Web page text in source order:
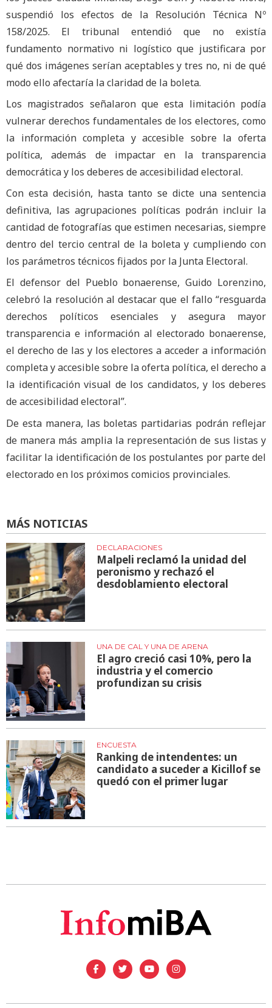
suspendió los efectos de la Resolución Técnica Nº
158/2025. El tribunal entendió que no existía
fundamento normativo ni logístico que justificara por
qué dos imágenes serían aceptables y tres no, ni de qué
modo ello afectaría la claridad de la boleta.
Los magistrados señalaron que esta limitación podía
vulnerar derechos fundamentales de los electores, como
la información completa y accesible sobre la oferta
política, además de impactar en la transparencia
democrática y los deberes de accesibilidad electoral.
Con esta decisión, hasta tanto se dicte una sentencia
definitiva, las agrupaciones políticas podrán incluir la
cantidad de fotografías que estimen necesarias, siempre
dentro del tercio central de la boleta y cumpliendo con
los parámetros técnicos fijados por la Junta Electoral.
El defensor del Pueblo bonaerense, Guido Lorenzino,
celebró la resolución al destacar que el fallo “resguarda
derechos políticos esenciales y asegura mayor
transparencia e información al electorado bonaerense,
el derecho de las y los electores a acceder a información
completa y accesible sobre la oferta política, el derecho a
la identificación visual de los candidatos, y los deberes
de accesibilidad electoral”.
De esta manera, las boletas partidarias podrán reflejar
de manera más amplia la representación de sus listas y
facilitar la identificación de los postulantes por parte del
electorado en los próximos comicios provinciales.
MÁS NOTICIAS
DECLARACIONES
Malpeli reclamó la unidad del
peronismo y rechazó el
desdoblamiento electoral
UNA DE CAL Y UNA DE ARENA
El agro creció casi 10%, pero la
industria y el comercio
profundizan su crisis
ENCUESTA
Ranking de intendentes: un
candidato a suceder a Kicillof se
quedó con el primer lugar